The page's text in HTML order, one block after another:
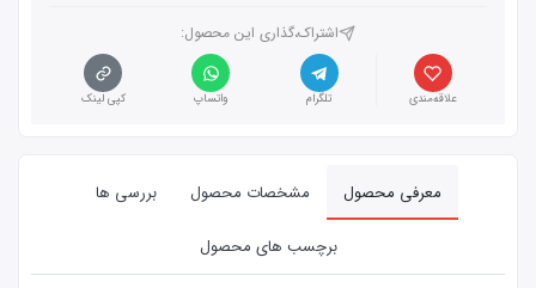
اشتراک،گذاری این محصول‌:
علاقه‌مندی تلگرام واتساپ کپی لینک
معرفی محصول مشخصات محصول بررسی ها
برچسب های محصول